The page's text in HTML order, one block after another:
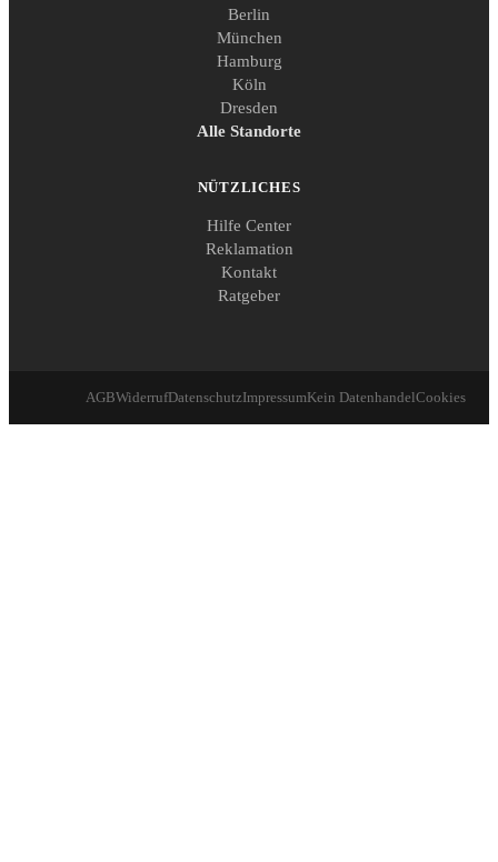
Berlin
München
Hamburg
Köln
Dresden
Alle Standorte
NÜTZLICHES
Hilfe Center
Reklamation
Kontakt
Ratgeber
AGBWiderrufDatenschutzImpressumKein DatenhandelCookies